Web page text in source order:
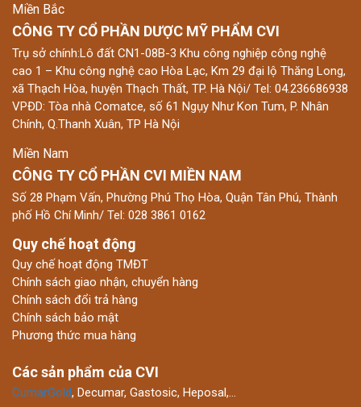
Miền Bắc
CÔNG TY CỔ PHẦN DƯỢC MỸ PHẨM CVI
Trụ sở chính:Lô đất CN1-08B-3 Khu công nghiệp công nghệ
cao 1 – Khu công nghệ cao Hòa Lạc, Km 29 đại lộ Thăng Long,
xã Thạch Hòa, huyện Thạch Thất, TP. Hà Nội/ Tel: 04.236686938
VPĐD: Tòa nhà Comatce, số 61 Ngụy Như Kon Tum, P. Nhân
Chính, Q.Thanh Xuân, TP Hà Nội
Miền Nam
CÔNG TY CỔ PHẦN CVI MIỀN NAM
Số 28 Phạm Vấn, Phường Phú Thọ Hòa, Quận Tân Phú, Thành
phố Hồ Chí Minh/ Tel: 028 3861 0162
Quy chế hoạt động
Quy chế hoạt động TMĐT
Chính sách giao nhận, chuyển hàng
Chính sách đổi trả hàng
Chính sách bảo mật
Phương thức mua hàng
Các sản phẩm của CVI
CumarGold, Decumar, Gastosic, Heposal,…